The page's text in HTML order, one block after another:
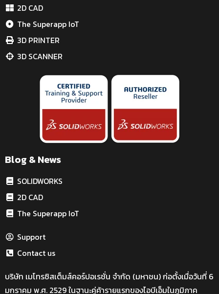
2D CAD
The Superapp IoT
3D PRINTER
3D SCANNER
Blog & News
SOLIDWORKS
2D CAD
The Superapp IoT
Support
Contact us
บริษัท เมโทรซิสเต็มส์คอร์ปอเรชั่น จำกัด (มหาชน) ก่อตั้งเมื่อวันที่ 6
มกราคม พ.ศ. 2529 ในฐานะคู่ค้ารายแรกของไอบีเอ็มในภูมิภาค